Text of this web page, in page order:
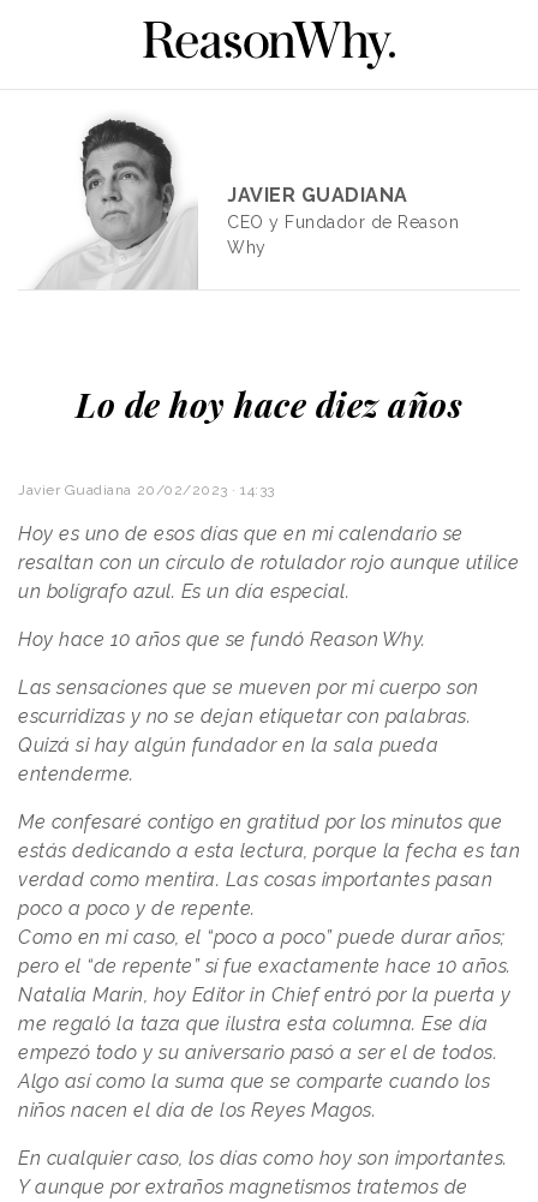
CEO y Fundador de Reason
Why
JAVIER GUADIANA
Lo de hoy hace diez años
Javier Guadiana 20/02/2023 · 14:33
Hoy es uno de esos días que en mi calendario se
resaltan con un círculo de rotulador rojo aunque utilice
un bolígrafo azul. Es un día especial.
Hoy hace 10 años que se fundó Reason Why.
Las sensaciones que se mueven por mi cuerpo son
escurridizas y no se dejan etiquetar con palabras.
Quizá si hay algún fundador en la sala pueda
entenderme.
Me confesaré contigo en gratitud por los minutos que
estás dedicando a esta lectura, porque la fecha es tan
verdad como mentira. Las cosas importantes pasan
poco a poco y de repente.
Como en mi caso, el “poco a poco” puede durar años;
pero el “de repente” sí fue exactamente hace 10 años.
Natalia Marín, hoy Editor in Chief entró por la puerta y
me regaló la taza que ilustra esta columna. Ese día
empezó todo y su aniversario pasó a ser el de todos.
Algo así como la suma que se comparte cuando los
niños nacen el día de los Reyes Magos.
En cualquier caso, los días como hoy son importantes.
Y aunque por extraños magnetismos tratemos de